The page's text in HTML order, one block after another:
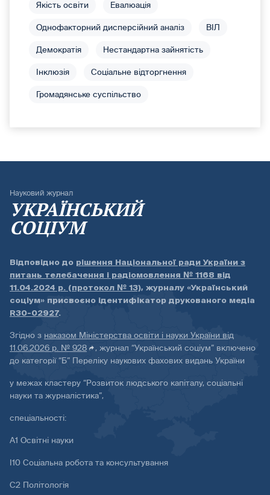
Якість освіти Евалюація
Однофакторний дисперсійний аналіз ВІЛ
Демократія Нестандартна зайнятість
Інклюзія Соціальне відторгнення
Громадянське суспільство
Науковий журнал
УКРАЇНСЬКИЙ
СОЦІУМ
Відповідно до рішення Національної ради України з
питань телебачення і радіомовлення № 1168 від
11.04.2024 р. (протокол № 13), журналу «Український
соціум» присвоєно ідентифікатор друкованого медіа
R30-02927.
Згідно з наказом Міністерства освіти і науки України від
11.06.2026 р. № 928
, журнал “Український соціум” включено
до категорії “Б” Переліку наукових фахових видань України
у межах кластеру “Розвиток людського капіталу, соціальні
науки та журналістика”,
спеціальності:
А1 Освітні науки
І10 Соціальна робота та консультування
С2 Політологія